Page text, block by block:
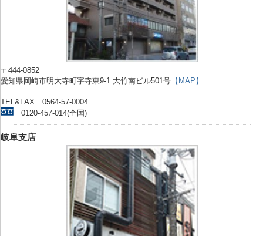
〒444-0852
愛知県岡崎市明大寺町字寺東9-1 大竹南ビル501号 【MAP】
TEL&FAX 0564-57-0004
0120-457-014(全国)
岐阜支店